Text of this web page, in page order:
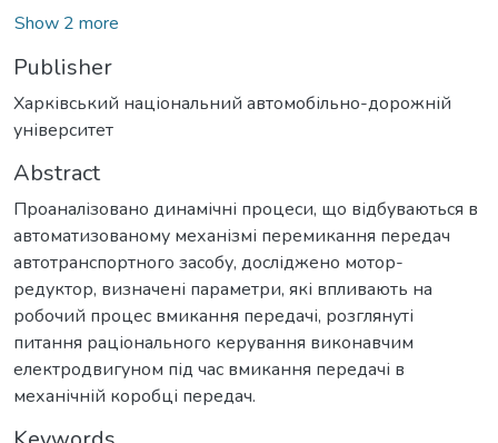
Show 2 more
Publisher
Харківський національний автомобільно-дорожній
університет
Abstract
Проаналізовано динамічні процеси, що відбуваються в
автоматизованому механізмі перемикання передач
автотранспортного засобу, досліджено мотор-
редуктор, визначені параметри, які впливають на
робочий процес вмикання передачі, розглянуті
питання раціонального керування виконавчим
електродвигуном під час вмикання передачі в
механічній коробці передач.